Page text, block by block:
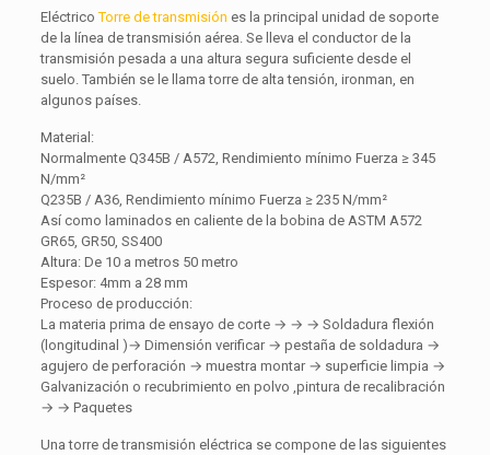
EléctricoTorre de transmisión es la principal unidad de soporte
de la línea de transmisión aérea. Se lleva el conductor de la
transmisión pesada a una altura segura suficiente desde el
suelo. También se le llama torre de alta tensión, ironman, en
algunos países.
Material:
Normalmente Q345B / A572, Rendimiento mínimo Fuerza ≥ 345
N/mm²
Q235B / A36, Rendimiento mínimo Fuerza ≥ 235 N/mm²
Así como laminados en caliente de la bobina de ASTM A572
GR65, GR50, SS400
Altura: De 10 a metros 50 metro
Espesor: 4mm a 28 mm
Proceso de producción:
La materia prima de ensayo de corte → → → Soldadura flexión
(longitudinal )→ Dimensión verificar → pestaña de soldadura →
agujero de perforación → muestra montar → superficie limpia →
Galvanización o recubrimiento en polvo ,pintura de recalibración
→ → Paquetes
Una torre de transmisión eléctrica se compone de las siguientes